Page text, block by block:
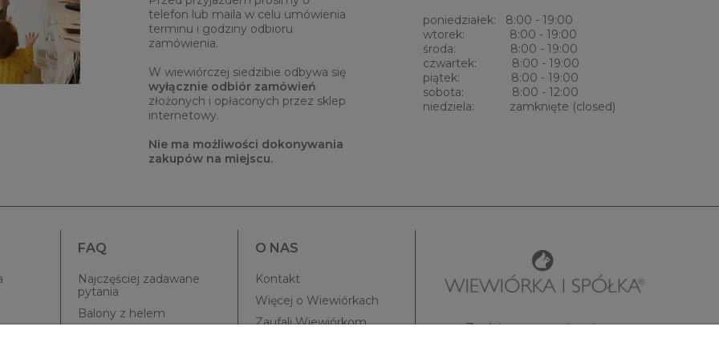
telefon lub maila w celu umówienia
terminu i godziny odbioru
zamówienia.
W wiewiórczej siedzibie odbywa się
wyłącznie odbiór zamówień
złożonych i opłaconych przez sklep
internetowy.
Nie ma możliwości dokonywania
zakupów na miejscu.
poniedziałek: 8:00 - 19:00
wtorek: 8:00 - 19:00
środa: 8:00 - 19:00
czwartek: 8:00 - 19:00
piątek: 8:00 - 19:00
sobota: 8:00 - 12:00
niedziela: zamknięte (closed)
FAQ
Najczęściej zadawane
pytania
Balony z helem
O NAS
Kontakt
Więcej o Wiewiórkach
Zaufali Wiewiórkom
Znak i nazwa zastrzeżone.